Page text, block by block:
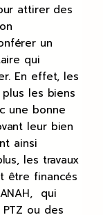
attirer des
un
qui
En effet, les
les biens
une bonne
leur bien
ainsi
les travaux
être financés
qui
ou des